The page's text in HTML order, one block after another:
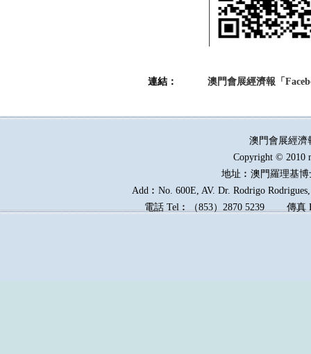
連結： 澳門會展經濟報「
澳門會展經
Copyright © 2010
地址︰澳門羅理基
Add︰No. 600E, AV. Dr. Rodrigo
電話 Tel︰（853）2870 5239傳真